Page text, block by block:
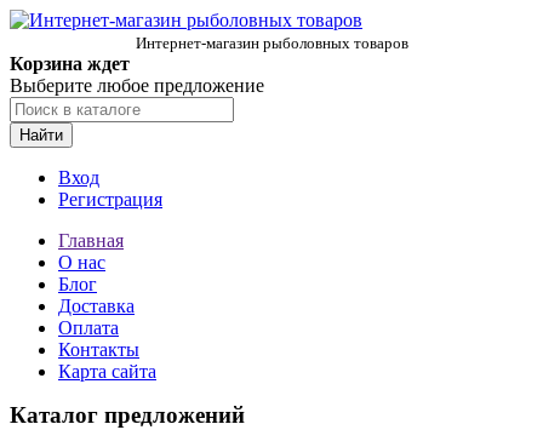
Интернет-магазин рыболовных товаров
Корзина ждет
Выберите любое предложение
Найти
Вход
Регистрация
Главная
О нас
Блог
Доставка
Оплата
Контакты
Карта сайта
Каталог предложений